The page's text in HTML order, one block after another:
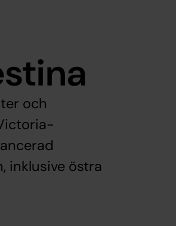
och
inklusive östra